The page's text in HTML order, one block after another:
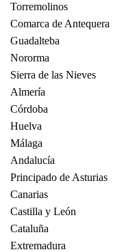
Torremolinos
Comarca de Antequera
Guadalteba
Nororma
Sierra de las Nieves
Almería
Córdoba
Huelva
Málaga
Andalucía
Principado de Asturias
Canarias
Castilla y León
Cataluña
Extremadura